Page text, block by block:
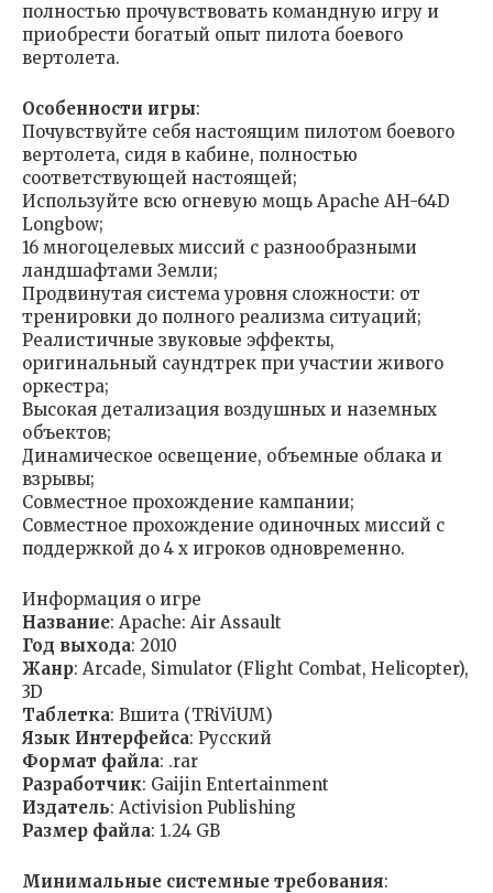
полностью прочувствовать командную игру и
приобрести богатый опыт пилота боевого
вертолета.
Особенности игры:
Почувствуйте себя настоящим пилотом боевого
вертолета, сидя в кабине, полностью
соответствующей настоящей;
Используйте всю огневую мощь Apache AH-64D
Longbow;
16 многоцелевых миссий с разнообразными
ландшафтами Земли;
Продвинутая система уровня сложности: от
тренировки до полного реализма ситуаций;
Реалистичные звуковые эффекты,
оригинальный саундтрек при участии живого
оркестра;
Высокая детализация воздушных и наземных
объектов;
Динамическое освещение, объемные облака и
взрывы;
Совместное прохождение кампании;
Совместное прохождение одиночных миссий с
поддержкой до 4 х игроков одновременно.
Информация о игре
Название: Apache: Air Assault
Год выхода: 2010
Жанр: Arcade, Simulator (Flight Combat, Helicopter),
3D
Таблетка: Вшита (TRiViUM)
Язык Интерфейса: Русский
Формат файла: .rar
Разработчик: Gaijin Entertainment
Издатель: Activision Publishing
Размер файла: 1.24 GB
Минимальные системные требования: